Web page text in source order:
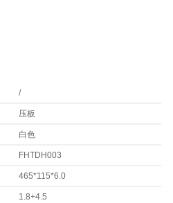
/
压板
白色
FHTDH003
465*115*6.0
1.8+4.5